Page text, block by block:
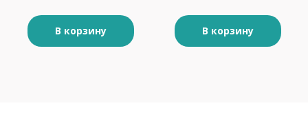
(упаковка 0,5 кг)
В корзину В корзину